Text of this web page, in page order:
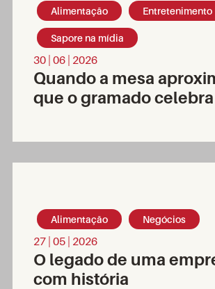
Alimentação Entretenimento
Sapore na mídia
30 | 06 | 2026
Quando a mesa
que o gramado celebra
Alimentação Negócios
27 | 05 | 2026
O legado de uma
com história